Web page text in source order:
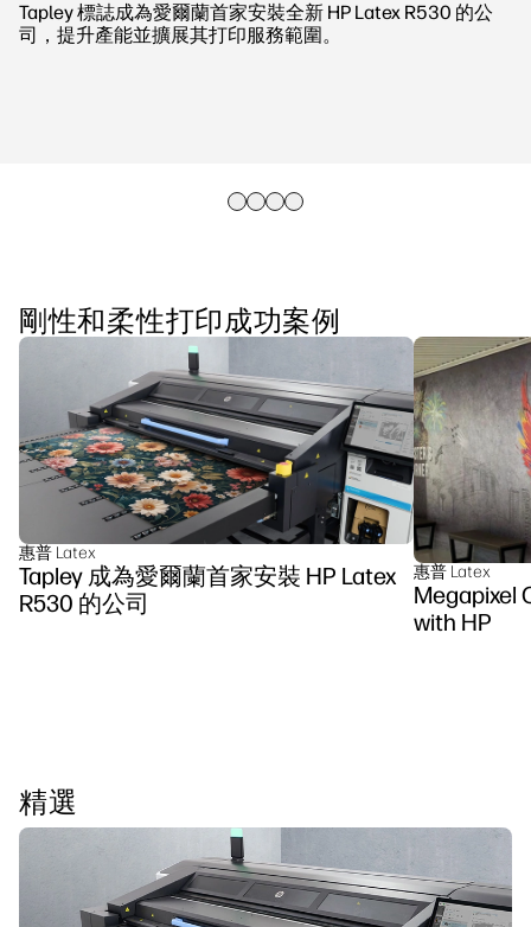
Tapley 標誌成為愛爾蘭首家安裝全新 HP Latex R530 的公
司，提升產能並擴展其打印服務範圍。
剛性和柔性打印成功案例
惠普 Latex
Tapley 成為愛爾蘭首家安裝 HP Latex
R530 的公司
惠普 Latex
Megapixel
with HP
精選